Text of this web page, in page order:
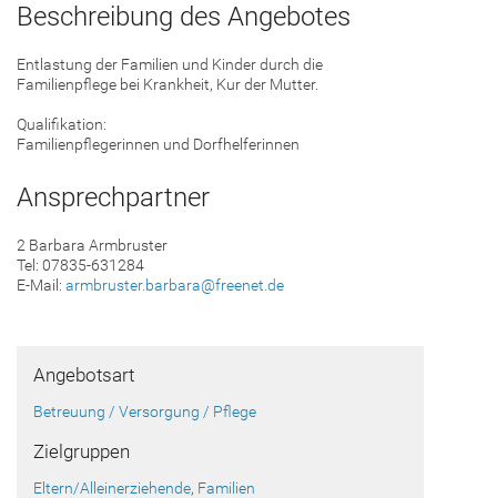
Beschreibung des Angebotes
Entlastung der Familien und Kinder durch die
Familienpflege bei Krankheit, Kur der Mutter.
Qualifikation:
Familienpflegerinnen und Dorfhelferinnen
Ansprechpartner
2 Barbara Armbruster
Tel: 07835-631284
E-Mail: armbruster.barbara@freenet.de
Angebotsart
Betreuung / Versorgung / Pflege
Zielgruppen
Eltern/Alleinerziehende, Familien